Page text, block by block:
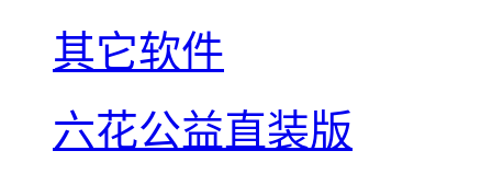
其它软件
六花公益直装版